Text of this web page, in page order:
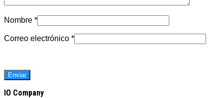
Nombre *
Correo electrónico *
IO Company